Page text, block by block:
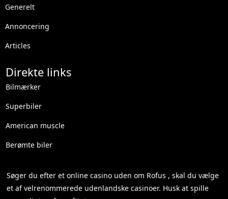
Generelt
Annoncering
Articles
Direkte links
Bilmærker
Superbiler
American muscle
Berømte biler
Søger du efter etonline casino uden om Rofus , skal du vælge
et af velrenommerede udenlandske casinoer. Husk at spille